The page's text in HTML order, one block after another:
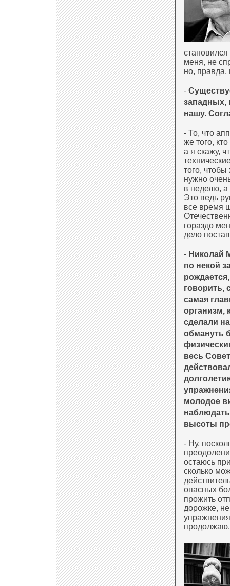
становился
меня, не
но, правда,
-
западных,
нашу.
- То, что
же того,
а я скажу,
того, чтобы
нужно
в неделю, а
Это ведь
все время
гораздо
дело
- Николай
по некой
говорить,
самая
организм,
сделали
обмануть
весь
молодое
высоты
- Ну,
остаюсь
сколько
опасных
прожить
дорожке,
продолжаю.